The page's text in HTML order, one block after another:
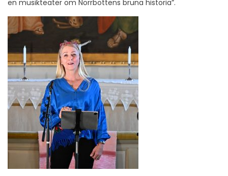
en musikteater om Norrbottens bruna historia”.